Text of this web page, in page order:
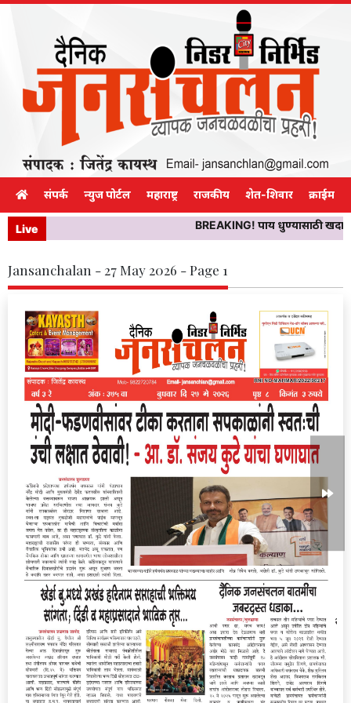
संपर्क न्युज पोर्टल महाराष्ट्र राजकीय शेत-शिवार क्राईम
Live BREAKING! पाय धुण्यासाठी
Jansanchalan - 27 May 2026 - Page 1